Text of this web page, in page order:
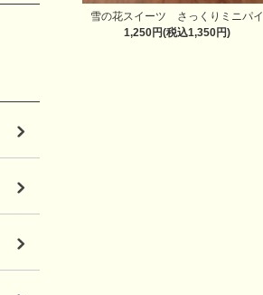
雪の花スイーツ さっくりミニパイ
1,250円(税込1,350円)